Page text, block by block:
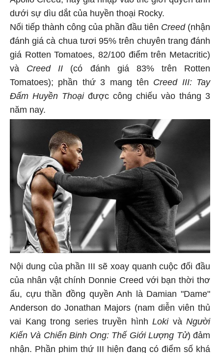
dưới sự dìu dắt của huyền thoại Rocky.
Nối tiếp thành công của phần đầu tiên Creed (nhận
đánh giá cà chua tươi 95% trên chuyên trang đánh
giá Rotten Tomatoes, 82/100 điểm trên Metacritic)
và Creed II (có đánh giá 83% trên Rotten
Tomatoes); phần thứ 3 mang tên Creed III: Tay
Đấm Huyền Thoạiđược công chiếu vào tháng 3
năm nay.
Nội dung của phần III sẽ xoay quanh cuộc đối đầu
của nhân vật chính Donnie Creed với bạn thời thơ
ấu, cựu thần đồng quyền Anh là Damian "Dame"
Anderson do Jonathan Majors (nam diễn viên thủ
vai Kang trong series truyền hình Loki và Người
Kiến Và Chiến Binh Ong: Thế Giới Lượng Tử) đảm
nhận. Phần phim thứ III hiện đang có điểm số khá